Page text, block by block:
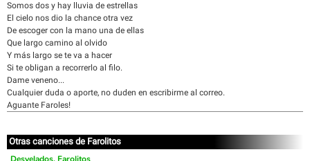
Somos dos y hay lluvia de estrellas
El cielo nos dio la chance otra vez
De escoger con la mano una de ellas
Que largo camino al olvido
Y más largo se te va a hacer
Si te obligan a recorrerlo al filo.
Dame veneno...
Cualquier duda o aporte, no duden en escribirme al correo.
Aguante Faroles!
Otras canciones de Farolitos